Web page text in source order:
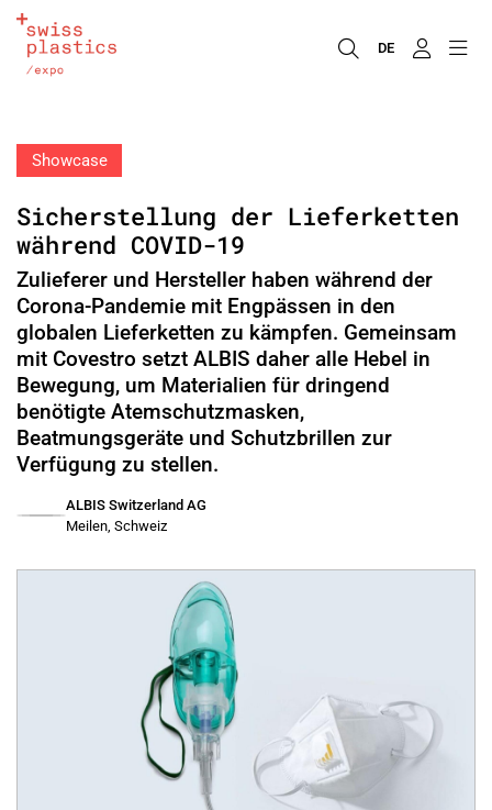
DE
Showcase
Sicherstellung der Lieferketten
während COVID-19
Zulieferer und Hersteller haben während der
Corona-Pandemie mit Engpässen in den
globalen Lieferketten zu kämpfen. Gemeinsam
mit Covestro setzt ALBIS daher alle Hebel in
Bewegung, um Materialien für dringend
benötigte Atemschutzmasken,
Beatmungsgeräte und Schutzbrillen zur
Verfügung zu stellen.
ALBIS Switzerland AG
Meilen, Schweiz